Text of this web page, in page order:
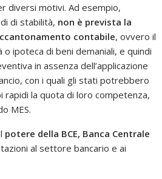
diversi motivi. Ad esempio,
di stabilità, non è prevista la
contabile, ovvero il
ipoteca di beni demaniali, e quindi
in assenza dell’applicazione
con i quali gli stati potrebbero
la quota di loro competenza,
MES.
potere della BCE, Banca Centrale
al settore bancario e ai